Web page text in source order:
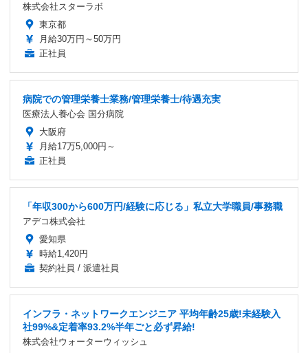
株式会社スターラボ
東京都
月給30万円～50万円
正社員
病院での管理栄養士業務/管理栄養士/待遇充実
医療法人養心会 国分病院
大阪府
月給17万5,000円～
正社員
「年収300から600万円/経験に応じる」私立大学職員/事務職
アデコ株式会社
愛知県
時給1,420円
契約社員 / 派遣社員
インフラ・ネットワークエンジニア 平均年齢25歳!未経験入
社99%&定着率93.2%半年ごと必ず昇給!
株式会社ウォーターウィッシュ